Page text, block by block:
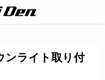
ンライト取り付